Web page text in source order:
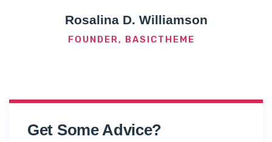
Rosalina D. Williamson
FOUNDER, BASICTHEME
Get Some Advice?